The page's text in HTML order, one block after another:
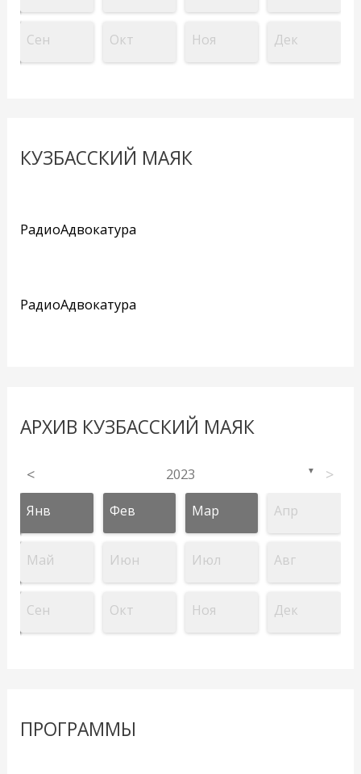
Сен Окт Ноя Дек
КУЗБАССКИЙ МАЯК
РадиоАдвокатура
РадиоАдвокатура
АРХИВ КУЗБАССКИЙ МАЯК
< 2023 ▼ >
Янв Фев Мар Апр
Май Июн Июл Авг
Сен Окт Ноя Дек
ПРОГРАММЫ